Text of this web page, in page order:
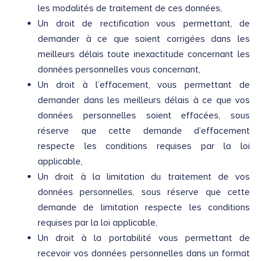
les modalités de traitement de ces données,
Un droit de rectification vous permettant, de
demander à ce que soient corrigées dans les
meilleurs délais toute inexactitude concernant les
données personnelles vous concernant,
Un droit à l’effacement, vous permettant de
demander dans les meilleurs délais à ce que vos
données personnelles soient effacées, sous
réserve que cette demande d’effacement
respecte les conditions requises par la loi
applicable,
Un droit à la limitation du traitement de vos
données personnelles, sous réserve que cette
demande de limitation respecte les conditions
requises par la loi applicable,
Un droit à la portabilité vous permettant de
recevoir vos données personnelles dans un format